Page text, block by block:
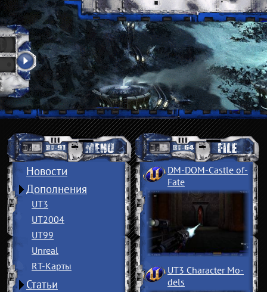
Новости
Дополнения
UT3
UT2004
UT99
Unreal
RT-Карты
Статьи
DM-DOM-Castle of­
Fate
UT3 Character Mo­
dels